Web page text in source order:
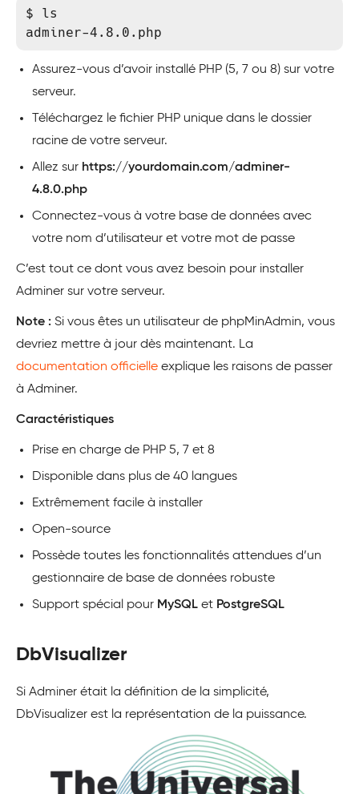
$ ls
Assurez-vous d’avoir installé PHP (5, 7 ou 8) sur votre
serveur.
Téléchargez le fichier PHP unique dans le dossier
racine de votre serveur.
Allez sur https://yourdomain.com/adminer-
4.8.0.php
Connectez-vous à votre base de données avec
votre nom d’utilisateur et votre mot de passe
C’est tout ce dont vous avez besoin pour installer
Adminer sur votre serveur.
Note : Si vous êtes un utilisateur de phpMinAdmin, vous
devriez mettre à jour dès maintenant. La
documentation officielle explique les raisons de passer
à Adminer.
Caractéristiques
Prise en charge de PHP 5, 7 et 8
Disponible dans plus de 40 langues
Extrêmement facile à installer
Open-source
Possède toutes les fonctionnalités attendues d’un
gestionnaire de base de données robuste
Support spécial pour MySQL et PostgreSQL
DbVisualizer
Si Adminer était la définition de la simplicité,
DbVisualizer est la représentation de la puissance.